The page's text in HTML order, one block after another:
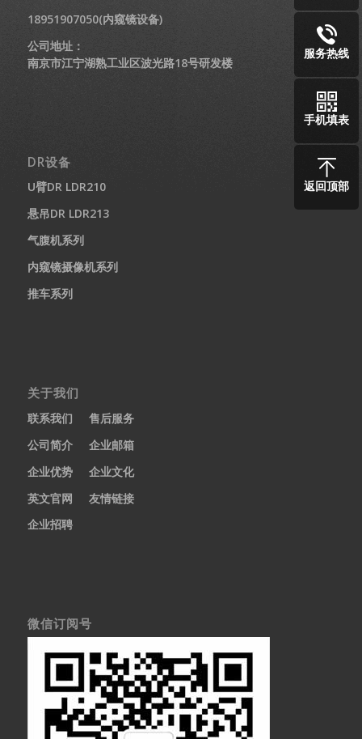
18951907050(内窥镜设备)
公司地址：
南京市江宁湖熟工业区波光路18号研发楼
DR设备
U臂DR LDR210
悬吊DR LDR213
气腹机系列
内窥镜摄像机系列
推车系列
关于我们
联系我们
售后服务
公司简介
企业邮箱
企业优势
企业文化
英文官网
友情链接
企业招聘
微信订阅号
服务热线
手机填表
返回顶部